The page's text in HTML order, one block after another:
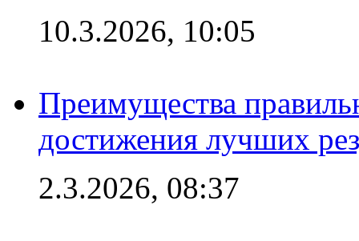
10.3.2026, 10:05
Преимущества
достижения лучших
2.3.2026, 08:37